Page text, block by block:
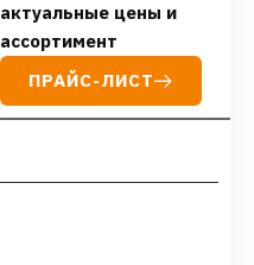
актуальные цены и
ассортимент
ПРАЙС-ЛИСТ